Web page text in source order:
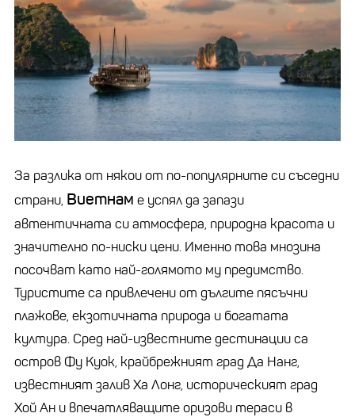
За разлика от някои от по-популярните си съседни
страни, Виетнам е успял да запази
автентичната си атмосфера, природна красота и
значително по-ниски цени. Именно това мнозина
посочват като най-голямото му предимство.
Туристите са привлечени от дългите пясъчни
плажове, екзотичната природа и богатата
култура. Сред най-известните дестинации са
остров Фу Куок, крайбрежният град Да Нанг,
известният залив Ха Лонг, историческият град
Хой Ан и впечатляващите оризови тераси в